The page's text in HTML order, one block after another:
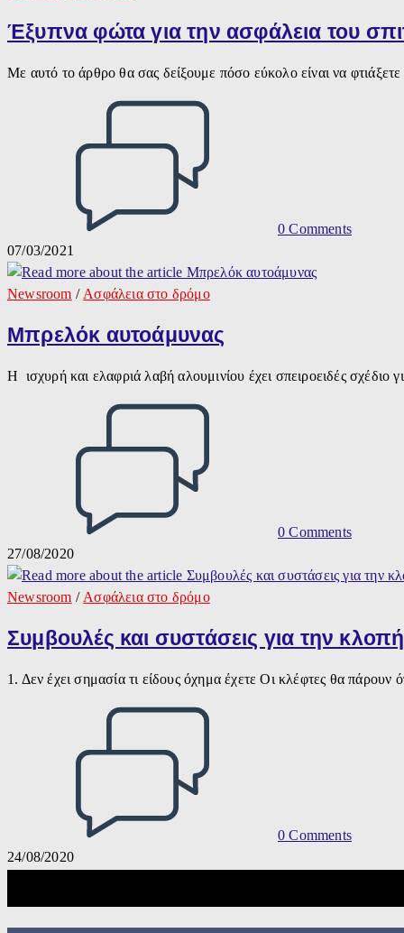
Έξυπνα φώτα για την ασφάλεια του
Με αυτό το άρθρο θα σας δείξουμε πόσο εύκολο είναι να
0 Comments
07/03/2021
Newsroom / Ασφάλεια στο δρόμο
Μπρελόκ αυτοάμυνας
Η ισχυρή και ελαφριά λαβή αλουμινίου έχει σπειροειδές
0 Comments
27/08/2020
Newsroom / Ασφάλεια στο δρόμο
Συμβουλές και συστάσεις για την
1. Δεν έχει σημασία τι είδους όχημα έχετε Οι κλέφτες θα πάρουν
0 Comments
24/08/2020